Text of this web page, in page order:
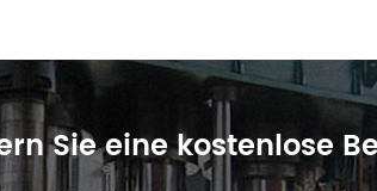
Sie eine kostenlose